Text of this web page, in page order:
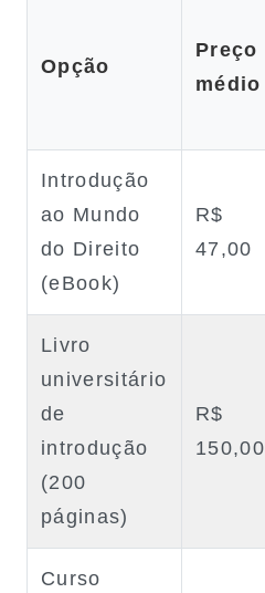
Opção
Preço
médio
Introdução
ao Mundo
do Direito
(eBook)
R$
47,00
Livro
universitário
de
introdução
(200
páginas)
R$
150,00
Curso